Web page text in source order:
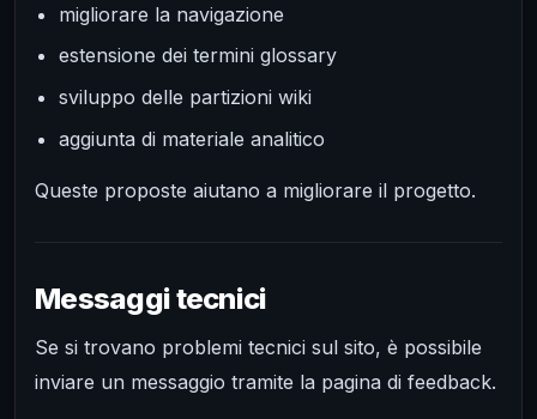
migliorare la navigazione
estensione dei termini glossary
sviluppo delle partizioni wiki
aggiunta di materiale analitico
Queste proposte aiutano a migliorare il progetto.
Messaggi tecnici
Se si trovano problemi tecnici sul sito, è possibile
inviare un messaggio tramite la pagina di feedback.